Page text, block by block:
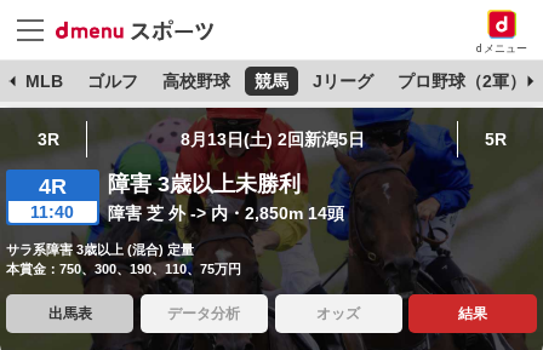
dメニュー
MLB ゴルフ 高校野球 競馬 Jリーグ プロ野球（2軍）
3R 8月13日(土) 2回新潟5日 5R
4R
11:40
障害 3歳以上未勝利
障害 芝 外 -> 内・2,850m 14頭
サラ系障害 3歳以上 (混合) 定量
本賞金：750、300、190、110、75万円
出馬表 データ分析 オッズ 結果